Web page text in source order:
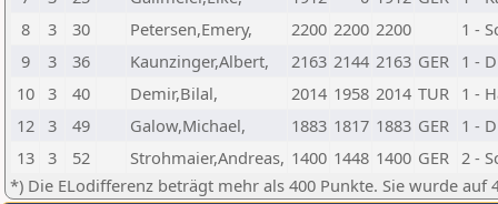
8
3 30 Petersen,Emery, 2200 2200 2200
1 -
9
3 36 Kaunzinger,Albert, 2163 2144 2163 GER 1 -
10
3 40 Demir,Bilal, 2014 1958 2014 TUR 1 -
12
3 49 Galow,Michael, 1883 1817 1883 GER 1 -
13
3 52 Strohmaier,Andreas, 1400 1448 1400 GER 2 -
*) Die ELodifferenz beträgt mehr als 400 Punkte. Sie wurde auf